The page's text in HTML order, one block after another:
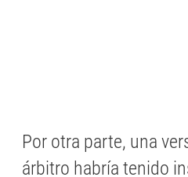
Por otra parte, una
árbitro habría tenido